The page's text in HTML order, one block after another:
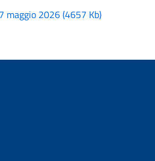
maggio 2026(4657 Kb)
Civile